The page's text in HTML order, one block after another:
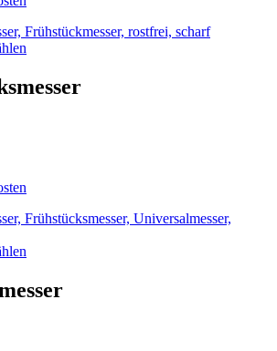
mehrere
auf
der
Produktseite
werden
mehrere